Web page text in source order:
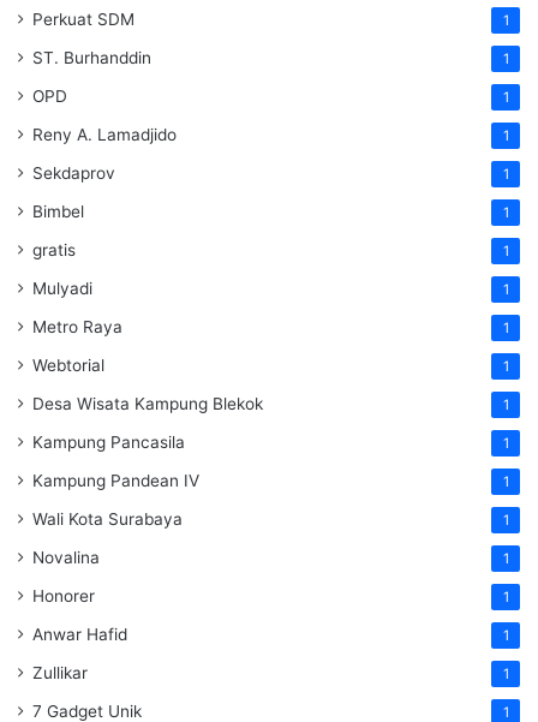
Perkuat SDM 1
ST. Burhanddin 1
OPD 1
Reny A. Lamadjido 1
Sekdaprov 1
Bimbel 1
gratis 1
Mulyadi 1
Metro Raya 1
Webtorial 1
Desa Wisata Kampung Blekok 1
Kampung Pancasila 1
Kampung Pandean IV 1
Wali Kota Surabaya 1
Novalina 1
Honorer 1
Anwar Hafid 1
Zullikar 1
7 Gadget Unik 1